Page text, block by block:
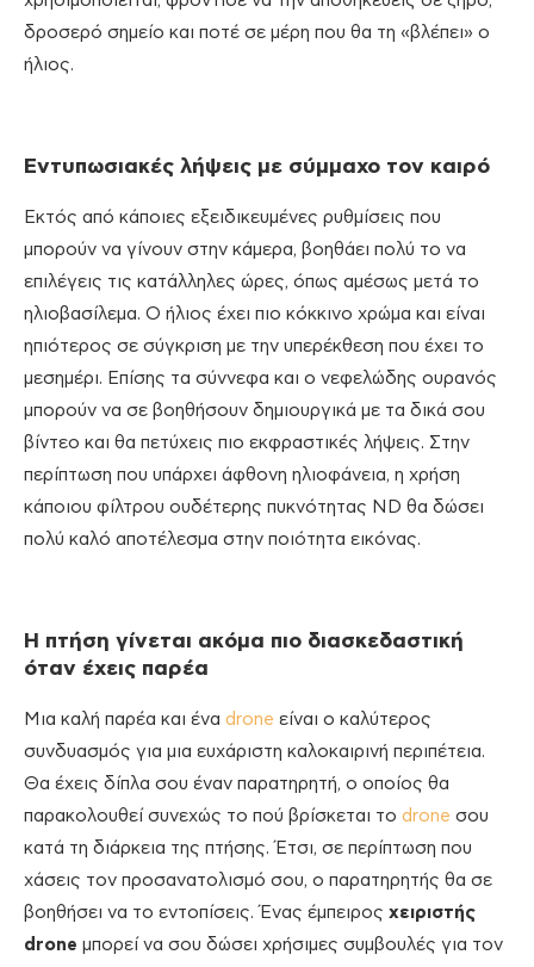
δροσερό σημείο και ποτέ σε μέρη που θα τη «βλέπει» ο
ήλιος.
Εντυπωσιακές λήψεις με σύμμαχο τον καιρό
Εκτός από κάποιες εξειδικευμένες ρυθμίσεις που
μπορούν να γίνουν στην κάμερα, βοηθάει πολύ το να
επιλέγεις τις κατάλληλες ώρες, όπως αμέσως μετά το
ηλιοβασίλεμα. Ο ήλιος έχει πιο κόκκινο χρώμα και είναι
ηπιότερος σε σύγκριση με την υπερέκθεση που έχει το
μεσημέρι. Επίσης τα σύννεφα και ο νεφελώδης ουρανός
μπορούν να σε βοηθήσουν δημιουργικά με τα δικά σου
βίντεο και θα πετύχεις πιο εκφραστικές λήψεις. Στην
περίπτωση που υπάρχει άφθονη ηλιοφάνεια, η χρήση
κάποιου φίλτρου ουδέτερης πυκνότητας ND θα δώσει
πολύ καλό αποτέλεσμα στην ποιότητα εικόνας.
Η πτήση γίνεται ακόμα πιο διασκεδαστική
όταν έχεις παρέα
Μια καλή παρέα και ένα drone είναι ο καλύτερος
συνδυασμός για μια ευχάριστη καλοκαιρινή περιπέτεια.
Θα έχεις δίπλα σου έναν παρατηρητή, ο οποίος θα
παρακολουθεί συνεχώς το πού βρίσκεται το drone σου
κατά τη διάρκεια της πτήσης. Έτσι, σε περίπτωση που
χάσεις τον προσανατολισμό σου, ο παρατηρητής θα σε
βοηθήσει να το εντοπίσεις. Ένας έμπειρος χειριστής
drone μπορεί να σου δώσει χρήσιμες συμβουλές για τον